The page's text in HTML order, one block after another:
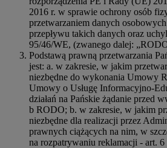
2016 r. w sprawie ochrony osób
przetwarzaniem danych
przepływu takich danych oraz
95/46/WE, (zwanego dalej:
Podstawą prawną przetwarzania
jest: a. w zakresie, w jakim
niezbędne do wykonania Umowy
Umowy o Usługę Informacyjno-
działań na Pańskie żądanie przed
b RODO; b. w zakresie, w jakim
niezbędne dla realizacji przez
prawnych ciążących na nim, w
na rozpatrywaniu reklamacji - art.